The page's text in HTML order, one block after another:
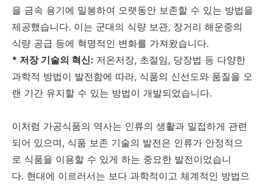
을 금속 용기에 밀봉하여 오랫동안 보존할 수 있는 방법을
제공했습니다. 이는 군대의 식량 보관, 장거리 해운중의
식량 공급 등에 혁명적인 변화를 가져왔습니다.
* 저장 기술의 혁신: 저온저장, 초절임, 당장법 등 다양한
과학적 방법이 발전함에 따라, 식품의 신선도와 품질을 오
랜 기간 유지할 수 있는 방법이 개발되었습니다.
이처럼 가공식품의 역사는 인류의 생활과 밀접하게 관련
되어 있으며, 식품 보존 기술의 발전은 인류가 안정적으
로 식품을 이용할 수 있게 하는 중요한 발전이었습니
다. 현대에 이르러서는 보다 과학적이고 체계적인 방법으